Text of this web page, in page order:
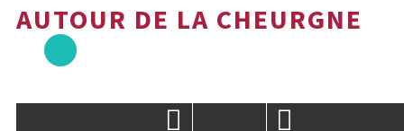
AUTOUR DE LA CHEURGNE